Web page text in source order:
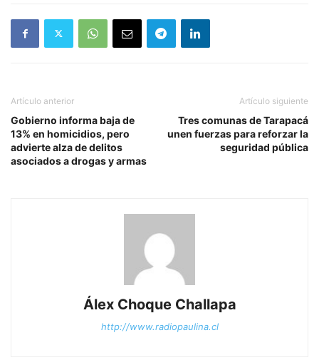
Artículo anterior
Gobierno informa baja de
13% en homicidios, pero
advierte alza de delitos
asociados a drogas y armas
Artículo siguiente
Tres comunas de Tarapacá
unen fuerzas para reforzar la
seguridad pública
Álex Choque Challapa
http://www.radiopaulina.cl